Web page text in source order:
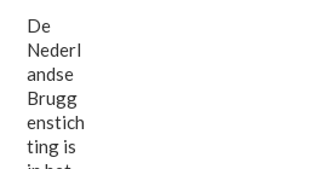
De
Nederl
andse
Brugg
enstich
ting is